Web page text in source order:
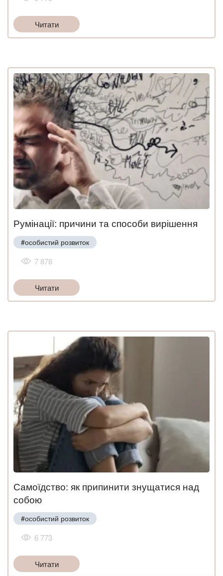
Читати
Румінації: причини та способи вирішення
#особистий розвиток
7 878
Читати
Самоїдство: як припинити знущатися над
собою
#особистий розвиток
6 773
Читати